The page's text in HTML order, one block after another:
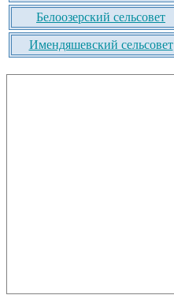
Белоозерский сельсовет
Имендяшевский сельсовет